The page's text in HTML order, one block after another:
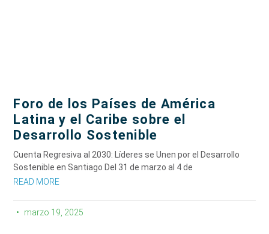
Foro de los Países de América
Latina y el Caribe sobre el
Desarrollo Sostenible
Cuenta Regresiva al 2030: Líderes se Unen por el Desarrollo
Sostenible en Santiago Del 31 de marzo al 4 de
READ MORE
marzo 19, 2025